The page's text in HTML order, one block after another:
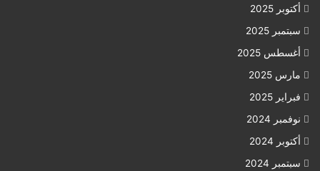
أكتوبر 2025
سبتمبر 2025
أغسطس 2025
مارس 2025
فبراير 2025
نوفمبر 2024
أكتوبر 2024
سبتمبر 2024